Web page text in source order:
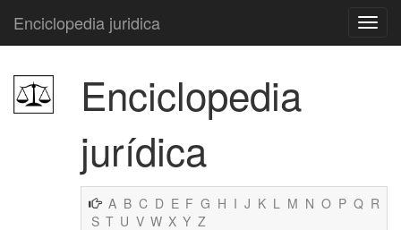
Enciclopedia juridica
Enciclopedia
jurídica
A B C D E F G H I J K L M N O P Q R
S T U V W X Y Z